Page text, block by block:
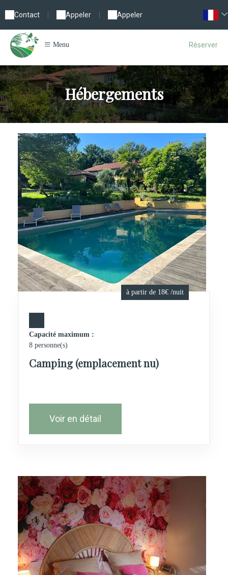
Contact Appeler Appeler
Menu Réserver
Hébergements
à partir de 18€ /nuit
Capacité maximum :
8 personne(s)
Camping (emplacement nu)
Voir en détail